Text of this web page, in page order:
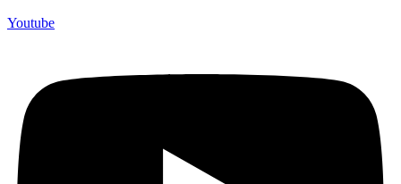
Youtube